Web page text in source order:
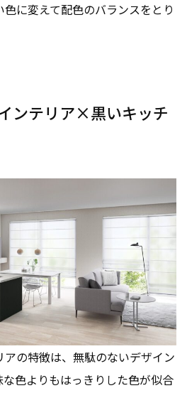
に変えて配色のバランスをとり
ンテリア×黒いキッチ
の特徴は、無駄のないデザイン
色よりもはっきりした色が似合